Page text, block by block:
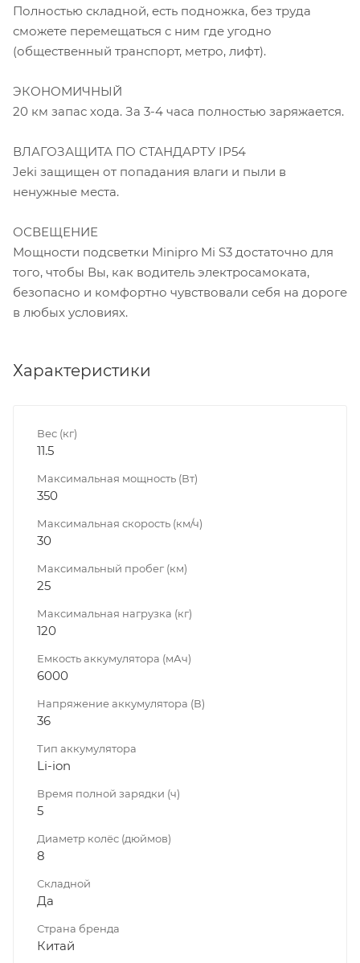
Полностью складной, есть подножка, без труда
сможете перемещаться с ним где угодно
(общественный транспорт, метро, лифт).
ЭКОНОМИЧНЫЙ
20 км запас хода. За 3-4 часа полностью заряжается.
ВЛАГОЗАЩИТА ПО СТАНДАРТУ IP54
Jeki защищен от попадания влаги и пыли в
ненужные места.
ОСВЕЩЕНИЕ
Мощности подсветки Minipro Mi S3 достаточно для
того, чтобы Вы, как водитель электросамоката,
безопасно и комфортно чувствовали себя на дороге
в любых условиях.
Характеристики
Вес (кг)
11.5
Максимальная мощность (Вт)
350
Максимальная скорость (км/ч)
30
Максимальный пробег (км)
25
Максимальная нагрузка (кг)
120
Емкость аккумулятора (мАч)
6000
Напряжение аккумулятора (В)
36
Тип аккумулятора
Li-ion
Время полной зарядки (ч)
5
Диаметр колёс (дюймов)
8
Складной
Да
Страна бренда
Китай